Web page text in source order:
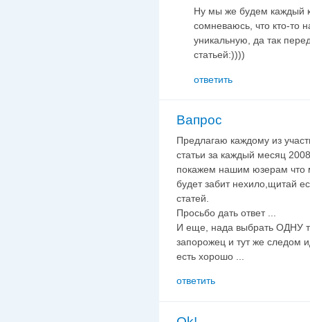
Ну мы же будем каждый
сомневаюсь, что кто-то
уникальную, да так
статьей:))))
ответить
Вапрос
Предлагаю каждому из
статьи за каждый месяц
покажем нашим юзерам что
будет забит нехило,щитай
статей.
Просьбо дать ответ ...
И еще, нада выбрать ОДНУ
запорожец и тут же следом
есть хорошо ...
ответить